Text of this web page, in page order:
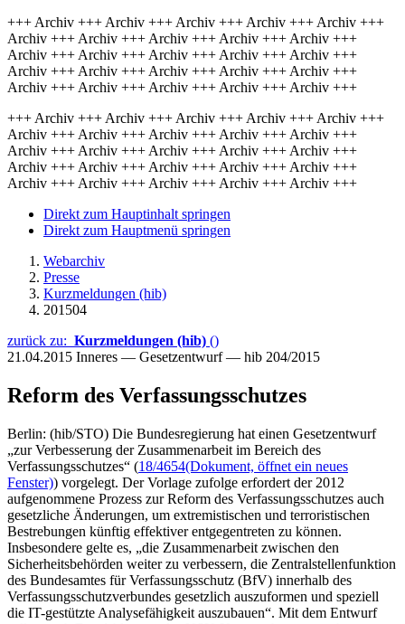
+++ Archiv +++ Archiv +++ Archiv +++ Archiv +++ Archiv +++
Archiv +++ Archiv +++ Archiv +++ Archiv +++ Archiv +++
Archiv +++ Archiv +++ Archiv +++ Archiv +++ Archiv +++
Archiv +++ Archiv +++ Archiv +++ Archiv +++ Archiv +++
Archiv +++ Archiv +++ Archiv +++ Archiv +++ Archiv +++
+++ Archiv +++ Archiv +++ Archiv +++ Archiv +++ Archiv +++
Archiv +++ Archiv +++ Archiv +++ Archiv +++ Archiv +++
Archiv +++ Archiv +++ Archiv +++ Archiv +++ Archiv +++
Archiv +++ Archiv +++ Archiv +++ Archiv +++ Archiv +++
Archiv +++ Archiv +++ Archiv +++ Archiv +++ Archiv +++
Direkt zum Hauptinhalt springen
Direkt zum Hauptmenü springen
Webarchiv
Presse
Kurzmeldungen (hib)
201504
zurück zu: Kurzmeldungen (hib) ()
21.04.2015 Inneres — Gesetzentwurf — hib 204/2015
Reform des Verfassungsschutzes
Berlin: (hib/STO) Die Bundesregierung hat einen Gesetzentwurf
„zur Verbesserung der Zusammenarbeit im Bereich des
Verfassungsschutzes“ (18/4654(Dokument, öffnet ein neues
Fenster)) vorgelegt. Der Vorlage zufolge erfordert der 2012
aufgenommene Prozess zur Reform des Verfassungsschutzes auch
gesetzliche Änderungen, um extremistischen und terroristischen
Bestrebungen künftig effektiver entgegentreten zu können.
Insbesondere gelte es, „die Zusammenarbeit zwischen den
Sicherheitsbehörden weiter zu verbessern, die Zentralstellenfunktion
des Bundesamtes für Verfassungsschutz (BfV) innerhalb des
Verfassungsschutzverbundes gesetzlich auszuformen und speziell
die IT-gestützte Analysefähigkeit auszubauen“. Mit dem Entwurf